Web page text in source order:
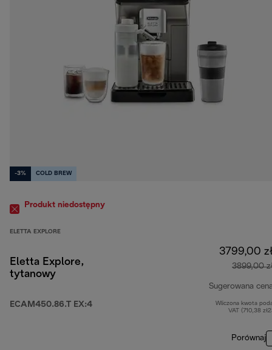
-3% COLD BREW
Produkt niedostępny
ELETTA EXPLORE
Eletta Explore,
tytanowy
ECAM450.86.T EX:4
3799,00
3899,00
Sugerowana
Wliczona kwota
VAT (710,38
Porównaj